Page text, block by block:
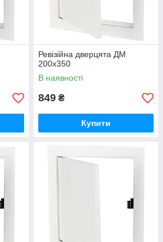
Ревізійна дверцята ДМ
200х350
В наявності
849 ₴
Купити